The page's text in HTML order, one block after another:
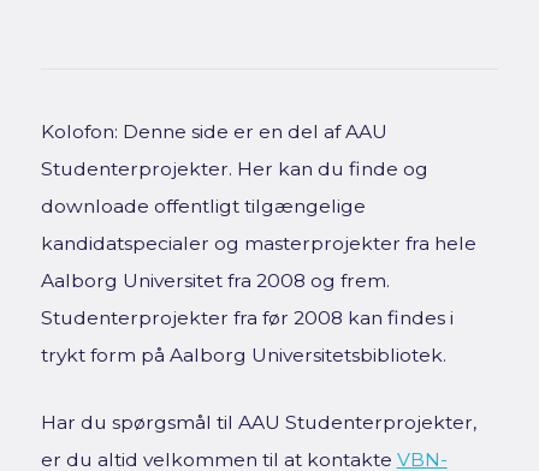
Kolofon: Denne side er en del af AAU
Studenterprojekter. Her kan du finde og
downloade offentligt tilgængelige
kandidatspecialer og masterprojekter fra hele
Aalborg Universitet fra 2008 og frem.
Studenterprojekter fra før 2008 kan findes i
trykt form på Aalborg Universitetsbibliotek.
Har du spørgsmål til AAU Studenterprojekter,
er du altid velkommen til at kontakte VBN-